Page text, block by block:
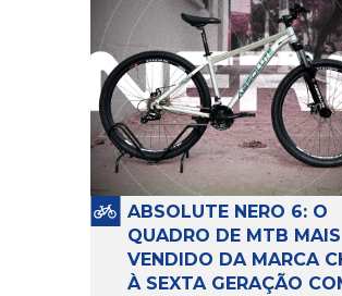
anos, os aros e as rodas
Absolute Prime chegaram
como uma opção para pilotos
de cross country e trail em
busca de alto desempenho e
preço realmente competitivo.
Para isso, a marca […]
ABSOLUTE NERO 6: O
QUADRO DE MTB MAIS
VENDIDO DA MARCA
À SEXTA GERAÇÃO